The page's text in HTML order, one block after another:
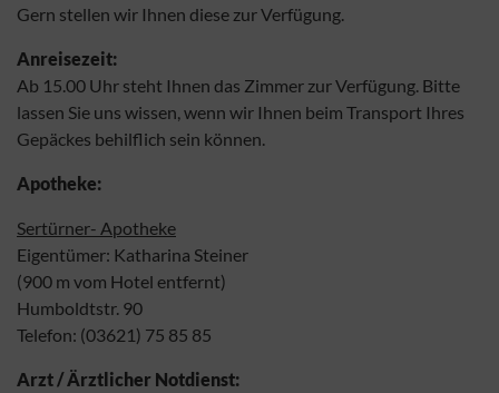
Gern stellen wir Ihnen diese zur Verfügung.
Anreisezeit:
Ab 15.00 Uhr steht Ihnen das Zimmer zur Verfügung. Bitte
lassen Sie uns wissen, wenn wir Ihnen beim Transport Ihres
Gepäckes behilflich sein können.
Apotheke:
Sertürner- Apotheke
Eigentümer: Katharina Steiner
(900 m vom Hotel entfernt)
Humboldtstr. 90
Telefon: (03621) 75 85 85
Arzt / Ärztlicher Notdienst: